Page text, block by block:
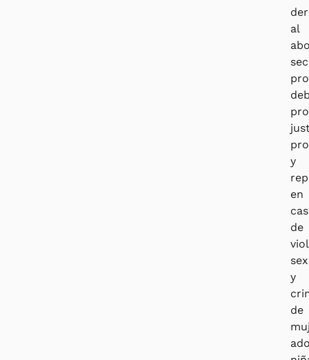
al
y
en
de
y
de